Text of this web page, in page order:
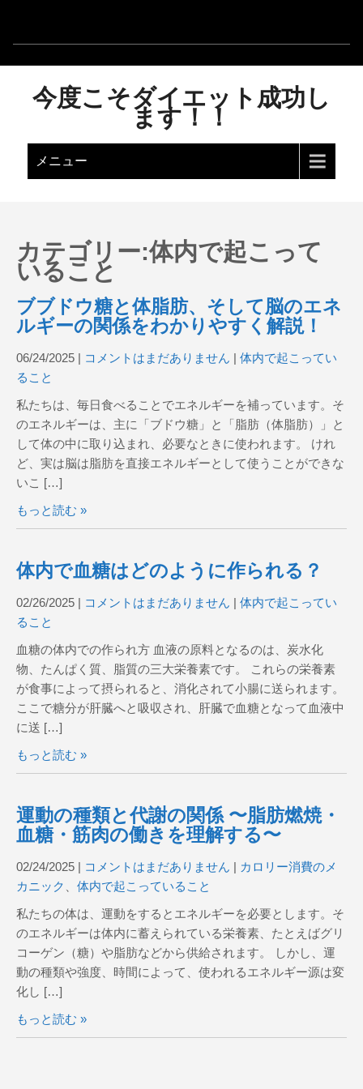
今度こそダイエット成功し
ます！！
メニュー
カテゴリー:体内で起こって
いること
ブブドウ糖と体脂肪、そして脳のエネ
ルギーの関係をわかりやすく解説！
06/24/2025 | コメントはまだありません | 体内で起こってい
ること
私たちは、毎日食べることでエネルギーを補っています。そ
のエネルギーは、主に「ブドウ糖」と「脂肪（体脂肪）」と
して体の中に取り込まれ、必要なときに使われます。 けれ
ど、実は脳は脂肪を直接エネルギーとして使うことができな
いこ […]
もっと読む »
体内で血糖はどのように作られる？
02/26/2025 | コメントはまだありません | 体内で起こってい
ること
血糖の体内での作られ方 血液の原料となるのは、炭水化
物、たんぱく質、脂質の三大栄養素です。 これらの栄養素
が食事によって摂られると、消化されて小腸に送られます。
ここで糖分が肝臓へと吸収され、肝臓で血糖となって血液中
に送 […]
もっと読む »
運動の種類と代謝の関係 〜脂肪燃焼・
血糖・筋肉の働きを理解する〜
02/24/2025 | コメントはまだありません | カロリー消費のメ
カニック
体内で起こっていること
私たちの体は、運動をするとエネルギーを必要とします。そ
のエネルギーは体内に蓄えられている栄養素、たとえばグリ
コーゲン（糖）や脂肪などから供給されます。 しかし、運
動の種類や強度、時間によって、使われるエネルギー源は変
化し […]
もっと読む »